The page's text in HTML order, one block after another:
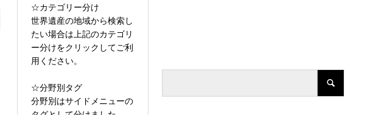
☆カテゴリー分け
世界遺産の地域から検索し
たい場合は上記のカテゴリ
ー分けをクリックしてご利
用ください。
☆分野別タグ
分野別はサイドメニューの